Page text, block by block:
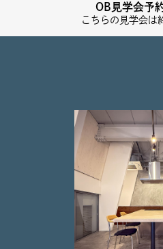
OB見学会予
こちらの見学会は